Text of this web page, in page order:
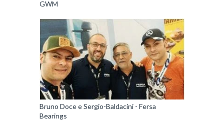
GWM
Bruno Doce e Sergio-Baldacini - Fersa
Bearings